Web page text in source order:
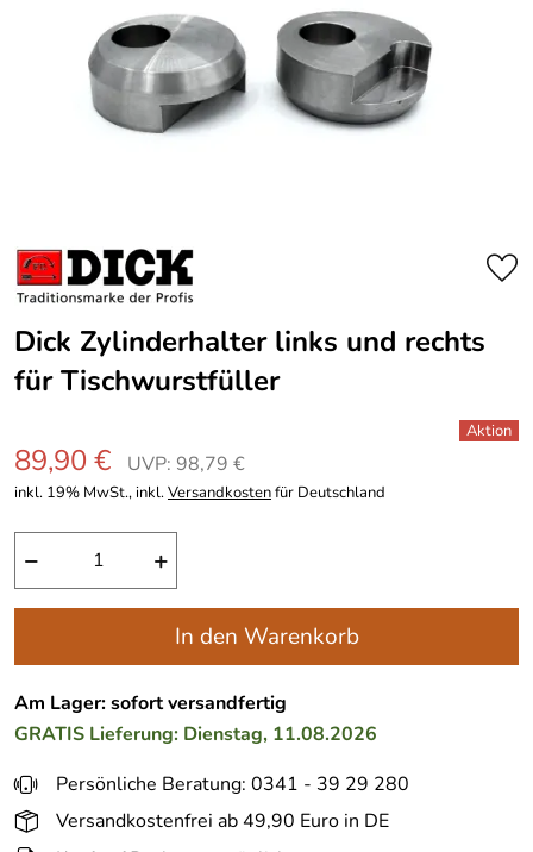
Dick Zylinderhalter links und rechts
für Tischwurstfüller
89,90 € UVP: 98,79 €
inkl. 19% MwSt., inkl.Versandkostenfür Deutschland
− +
In den Warenkorb
Am Lager: sofort versandfertig
GRATIS Lieferung: Dienstag, 11.08.2026
Persönliche Beratung: 0341 - 39 29 280
Versandkostenfrei ab 49,90 Euro in DE